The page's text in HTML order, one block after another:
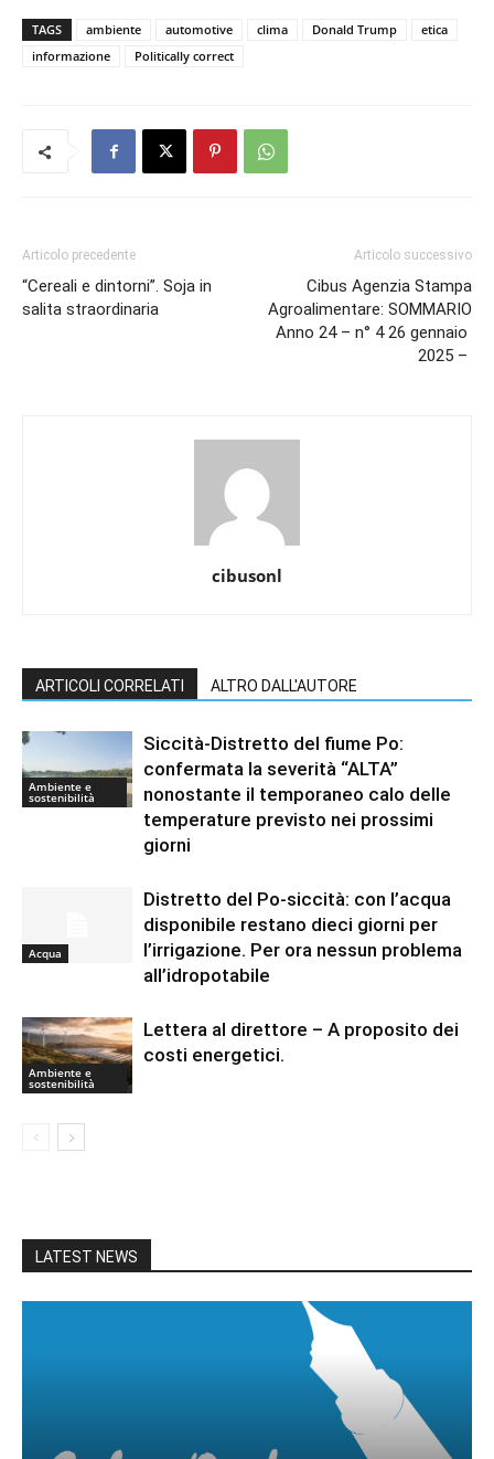
TAGS ambiente automotive clima Donald Trump
etica
informazione
Politically correct
Articolo precedente
“Cereali e dintorni”. Soja in
salita straordinaria
Articolo successivo
Cibus Agenzia Stampa
Agroalimentare: SOMMARIO
Anno 24 – n° 4 26 gennaio
2025 –
cibusonl
ARTICOLI CORRELATI ALTRO DALL'AUTORE
Ambiente e
sostenibilità
Siccità-Distretto del fiume Po:
confermata la severità “ALTA”
nonostante il temporaneo calo delle
temperature previsto nei prossimi
giorni
Acqua
Distretto del Po-siccità: con l’acqua
disponibile restano dieci giorni per
l’irrigazione. Per ora nessun problema
all’idropotabile
Ambiente e
sostenibilità
Lettera al direttore – A proposito dei
costi energetici.
LATEST NEWS